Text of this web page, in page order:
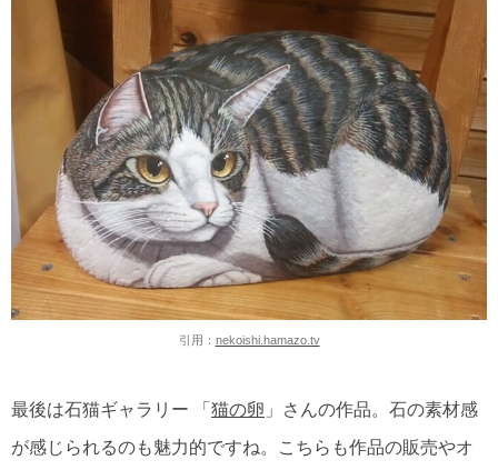
引用： nekoishi.hamazo.tv
最後は石猫ギャラリー 「 猫の卵 」さんの作品。石の素材感
が感じられるのも魅力的ですね。こちらも作品の販売やオ